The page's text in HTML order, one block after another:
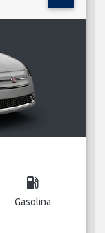
local_gas_station
Gasolina